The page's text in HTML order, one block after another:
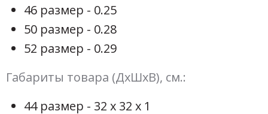
46 размер - 0.25
50 размер - 0.28
52 размер - 0.29
Габариты товара (ДхШхВ), см.:
44 размер - 32 х 32 х 1